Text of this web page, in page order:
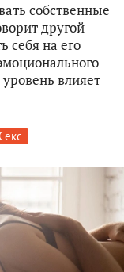
собственные
другой
себя на его
влияет